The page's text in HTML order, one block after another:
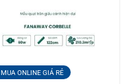
MUA ONLINE GIÁ RẺ